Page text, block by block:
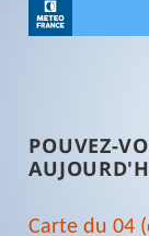
POUVEZ-
Carte du 04